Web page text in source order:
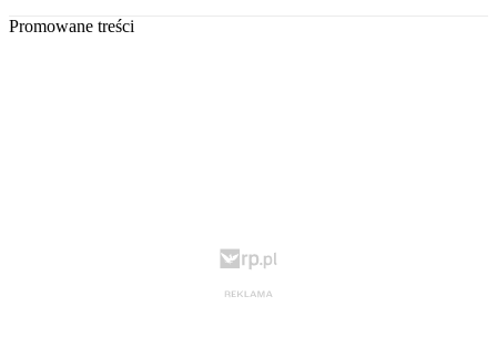
Promowane treści